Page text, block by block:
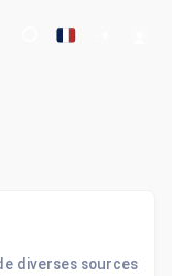
diverses sources